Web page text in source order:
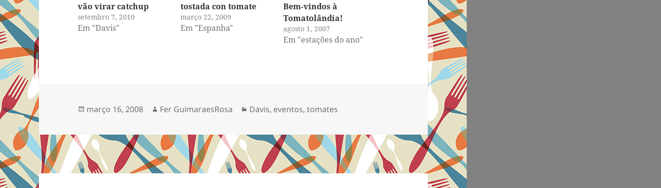
vão virar catchup
setembro 7, 2010
Em "Davis"
tostada con tomate
março 22, 2009
Em "Espanha"
Bem-vindos à
Tomatolândia!
agosto 1, 2007
Em "estações do ano"
Publicado
março 16, 2008 Autor
Fer GuimaraesRosa Categorias
Davis, eventos,tomates